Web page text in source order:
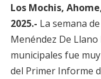
Los Mochis,
2025.- La semana
Menéndez De
municipales fue
del Primer Informe